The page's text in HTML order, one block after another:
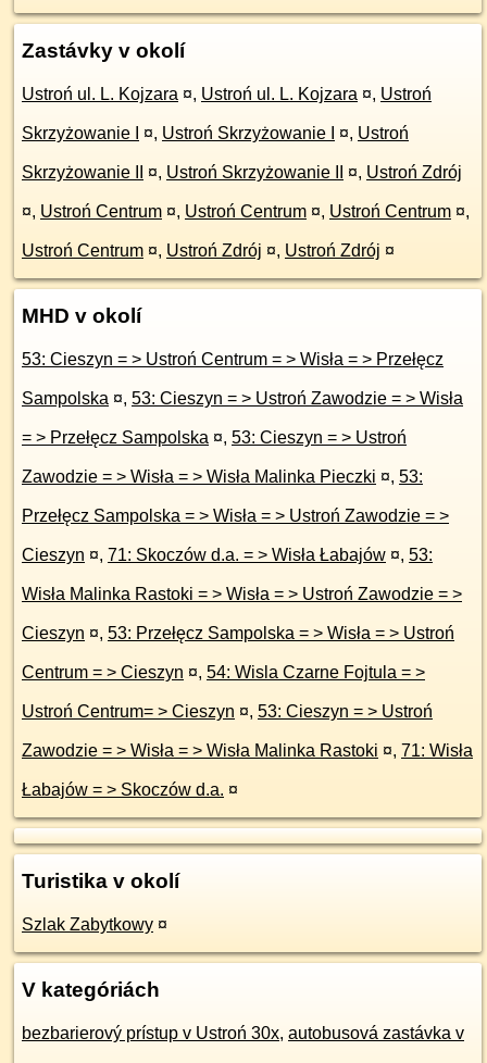
Zastávky v okolí
Ustroń ul. L. Kojzara ¤, Ustroń ul. L. Kojzara ¤, Ustroń
Skrzyżowanie I ¤, Ustroń Skrzyżowanie I ¤, Ustroń
Skrzyżowanie II ¤, Ustroń Skrzyżowanie II ¤, Ustroń Zdrój
¤, Ustroń Centrum ¤, Ustroń Centrum ¤, Ustroń Centrum ¤,
Ustroń Centrum ¤, Ustroń Zdrój ¤, Ustroń Zdrój ¤
MHD v okolí
53: Cieszyn = > Ustroń Centrum = > Wisła = > Przełęcz
Sampolska ¤, 53: Cieszyn = > Ustroń Zawodzie = > Wisła
= > Przełęcz Sampolska ¤, 53: Cieszyn = > Ustroń
Zawodzie = > Wisła = > Wisła Malinka Pieczki ¤, 53:
Przełęcz Sampolska = > Wisła = > Ustroń Zawodzie = >
Cieszyn ¤, 71: Skoczów d.a. = > Wisła Łabajów ¤, 53:
Wisła Malinka Rastoki = > Wisła = > Ustroń Zawodzie = >
Cieszyn ¤, 53: Przełęcz Sampolska = > Wisła = > Ustroń
Centrum = > Cieszyn ¤, 54: Wisla Czarne Fojtula = >
Ustroń Centrum= > Cieszyn ¤, 53: Cieszyn = > Ustroń
Zawodzie = > Wisła = > Wisła Malinka Rastoki ¤, 71: Wisła
Łabajów = > Skoczów d.a. ¤
Turistika v okolí
Szlak Zabytkowy ¤
V kategóriách
bezbarierový prístup v Ustroń 30x, autobusová zastávka v